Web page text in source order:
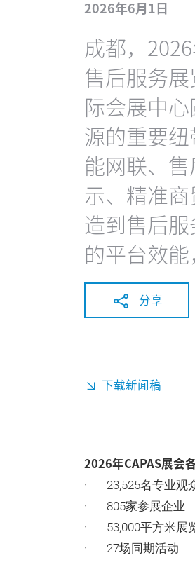
2026年6月1日
成都，
售后服务
际会展中
源的重要
能网联、
示、精准
造到售后
的平台效
分享
下载新闻稿
2026年CAPAS展会
· 23,525名专业观
· 805家参展企业
· 53,000平方米展
· 27场同期活动